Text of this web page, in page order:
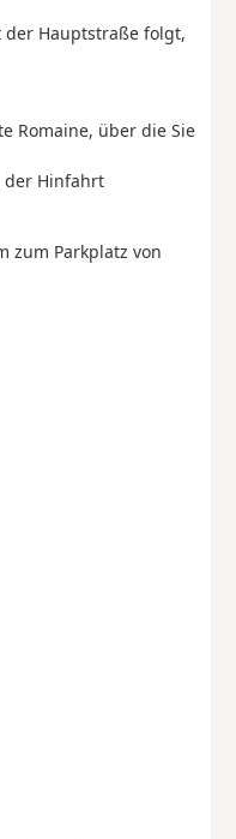
der Hauptstraße folgt,
Romaine, über die Sie
der Hinfahrt
zum Parkplatz von